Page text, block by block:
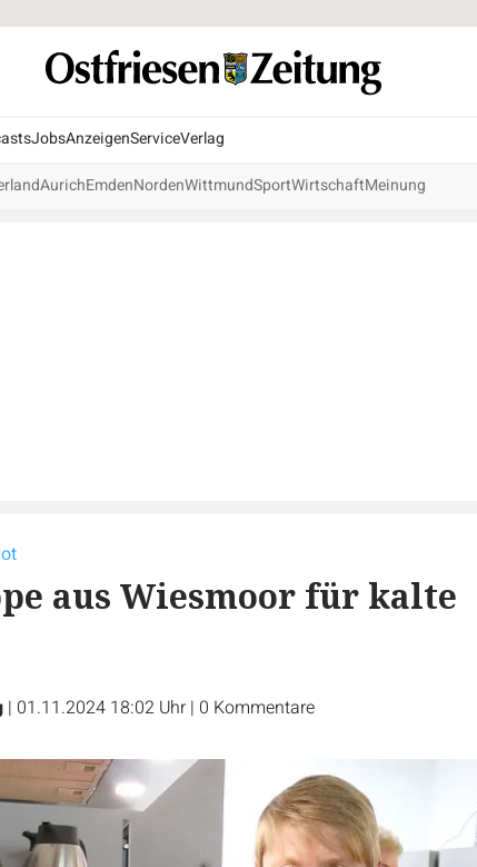
JobsAnzeigenServiceVerlag
AurichEmdenNordenWittmundSportWirtschaftMeinung
aus Wiesmoor für kalte
| 01.11.2024 18:02 Uhr | 0 Kommentare